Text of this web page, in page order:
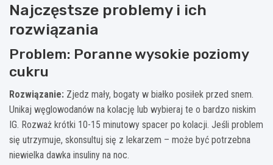
Najczęstsze problemy i ich
rozwiązania
Problem: Poranne wysokie poziomy
cukru
Rozwiązanie: Zjedz mały, bogaty w białko posiłek przed snem.
Unikaj węglowodanów na kolację lub wybieraj te o bardzo niskim
IG. Rozważ krótki 10-15 minutowy spacer po kolacji. Jeśli problem
się utrzymuje, skonsultuj się z lekarzem – może być potrzebna
niewielka dawka insuliny na noc.